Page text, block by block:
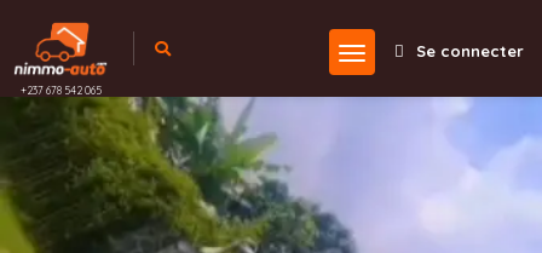
+237 678 542 065
Se connecter